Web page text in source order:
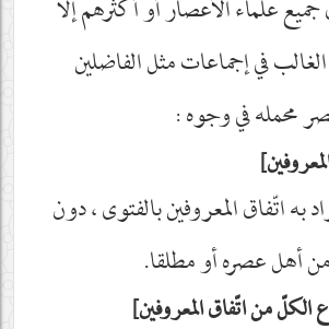
علماء الأعصار أو أكثرهم إلاّ
في إجماعات مثل الفاضلين
محمله في وجوه :
به اتّفاق المعروفين بالفتوى ، دون
أهل عصره أو مطلقا.
الكلّ من اتّفاق المعروفين